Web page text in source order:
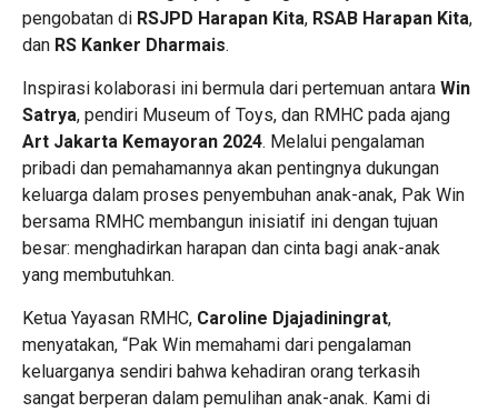
pengobatan di RSJPD Harapan Kita, RSAB Harapan Kita,
dan RS Kanker Dharmais.
Inspirasi kolaborasi ini bermula dari pertemuan antara Win
Satrya, pendiri Museum of Toys, dan RMHC pada ajang
Art Jakarta Kemayoran 2024. Melalui pengalaman
pribadi dan pemahamannya akan pentingnya dukungan
keluarga dalam proses penyembuhan anak-anak, Pak Win
bersama RMHC membangun inisiatif ini dengan tujuan
besar: menghadirkan harapan dan cinta bagi anak-anak
yang membutuhkan.
Ketua Yayasan RMHC, Caroline Djajadiningrat,
menyatakan, “Pak Win memahami dari pengalaman
keluarganya sendiri bahwa kehadiran orang terkasih
sangat berperan dalam pemulihan anak-anak. Kami di